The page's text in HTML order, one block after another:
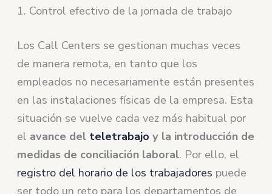
1. Control efectivo de la jornada de trabajo
Los Call Centers se gestionan muchas veces
de manera remota, en tanto que los
empleados no necesariamente están presentes
en las instalaciones físicas de la empresa. Esta
situación se vuelve cada vez más habitual por
el avance del teletrabajo y la introducción de
medidas de conciliación laboral. Por ello, el
registro del horario de los trabajadores puede
ser todo un reto para los departamentos de